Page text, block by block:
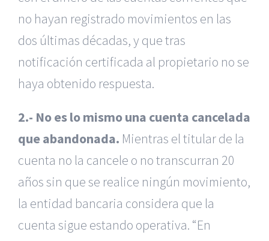
no hayan registrado movimientos en las
dos últimas décadas, y que tras
notificación certificada al propietario no se
haya obtenido respuesta.
2.- No es lo mismo una cuenta cancelada
que abandonada. Mientras el titular de la
cuenta no la cancele o no transcurran 20
años sin que se realice ningún movimiento,
la entidad bancaria considera que la
cuenta sigue estando operativa. “En